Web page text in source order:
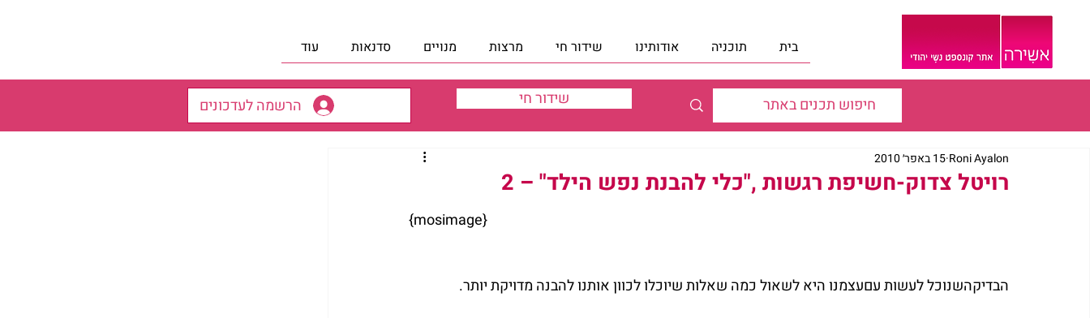
בית תוכניה אודותינו שידור חי מרצות מנויים סדנאות עוד
הרשמה לעדכונים שידור חי
רויטל צדוק-חשיפת רגשות ,"כלי להבנת נפש הילד" – 2
Roni Ayalon 15 באפר׳ 2010
{mosimage}
הבדיקהשנוכל לעשות עםעצמנו היא לשאול כמה שאלות שיוכלו לכוון אותנו להבנה מדויקת יותר.